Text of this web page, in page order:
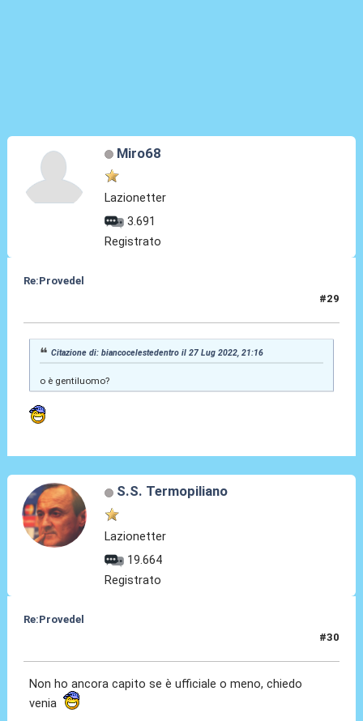
Miro68
Lazionetter
3.691
Registrato
Re:Provedel
#29
Citazione di: biancocelestedentro il 27 Lug 2022, 21:16
o è gentiluomo?
S.S. Termopiliano
Lazionetter
19.664
Registrato
Re:Provedel
#30
Non ho ancora capito se è ufficiale o meno, chiedo
venia